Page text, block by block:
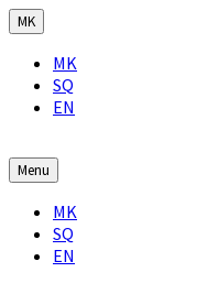
Skip
to
content
Skip
to
main
navigation
Skip
to
footer
MK
Choose
language:
MK
SQ
EN
Menu
Choose
language:
MK
SQ
EN